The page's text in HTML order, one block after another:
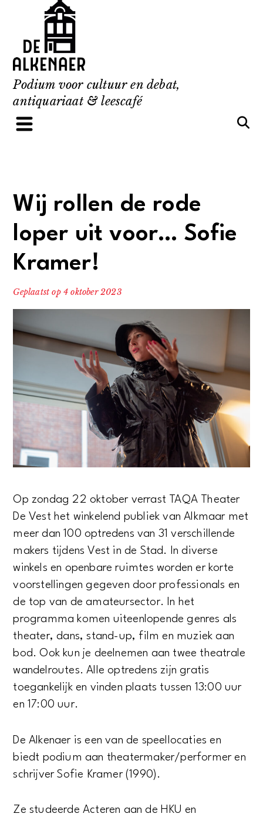
content
Podium voor cultuur en debat,
antiquariaat & leescafé
Wij rollen de rode
loper uit voor… Sofie
Kramer!
Geplaatst op 4 oktober 2023
Op zondag 22 oktober verrast TAQA Theater
De Vest het winkelend publiek van Alkmaar met
meer dan 100 optredens van 31 verschillende
makers tijdens Vest in de Stad. In diverse
winkels en openbare ruimtes worden er korte
voorstellingen gegeven door professionals en
de top van de amateursector. In het
programma komen uiteenlopende genres als
theater, dans, stand-up, film en muziek aan
bod. Ook kun je deelnemen aan twee theatrale
wandelroutes. Alle optredens zijn gratis
toegankelijk en vinden plaats tussen 13:00 uur
en 17:00 uur.
De Alkenaer is een van de speellocaties en
biedt podium aan theatermaker/performer en
schrijver Sofie Kramer (1990).
Ze studeerde Acteren aan de HKU en